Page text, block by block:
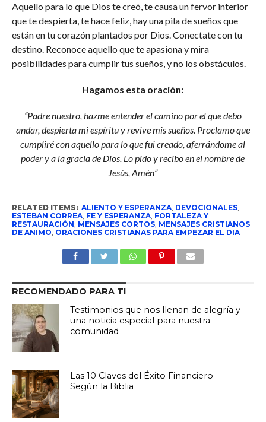
Aquello para lo que Dios te creó, te causa un fervor interior
que te despierta, te hace feliz, hay una pila de sueños que
están en tu corazón plantados por Dios. Conectate con tu
destino. Reconoce aquello que te apasiona y mira
posibilidades para cumplir tus sueños, y no los obstáculos.
Hagamos esta oración:
“Padre nuestro, hazme entender el camino por el que debo
andar, despierta mi espíritu y revive mis sueños. Proclamo que
cumpliré con aquello para lo que fui creado, aferrándome al
poder y a la gracia de Dios. Lo pido y recibo en el nombre de
Jesús, Amén”
RELATED ITEMS: ALIENTO Y ESPERANZA, DEVOCIONALES,
ESTEBAN CORREA, FE Y ESPERANZA, FORTALEZA Y
RESTAURACIÓN, MENSAJES CORTOS, MENSAJES CRISTIANOS
DE ANIMO, ORACIONES CRISTIANAS PARA EMPEZAR EL DIA
RECOMENDADO PARA TI
Testimonios que nos llenan de alegría y
una noticia especial para nuestra
comunidad
Las 10 Claves del Éxito Financiero
Según la Biblia